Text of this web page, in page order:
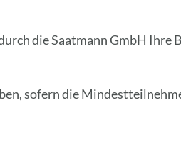
e
s
die Saatmann GmbH Ihre
sofern die